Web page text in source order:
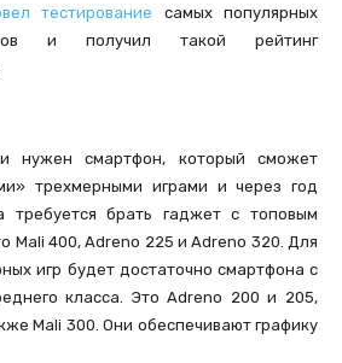
тестирование самых популярных
и получил такой рейтинг
нужен смартфон, который сможет
трехмерными играми и через год
требуется брать гаджет с топовым
Mali 400, Adreno 225 и Adreno 320. Для
игр будет достаточно смартфона с
класса. Это Adreno 200 и 205,
Mali 300. Они обеспечивают графику